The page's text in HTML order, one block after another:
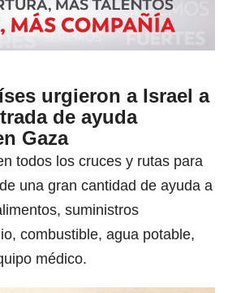
urgieron a Israel a
de ayuda
Gaza
todos los cruces y rutas para
una gran cantidad de ayuda a
suministros
combustible, agua potable,
médico.